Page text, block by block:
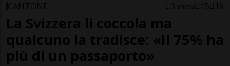
CANTONE 3 mesi 15 19
La Svizzera li coccola ma
qualcuno la tradisce: «Il 75% ha
più di un passaporto»